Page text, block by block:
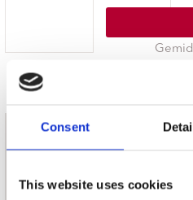
Consent
This website uses cookies